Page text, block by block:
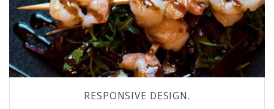
RESPONSIVE DESIGN.